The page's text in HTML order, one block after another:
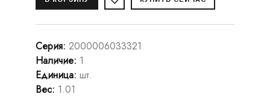
Серия: 2000006033321
Наличие: 1
Единица: шт.
Вес: 1.01